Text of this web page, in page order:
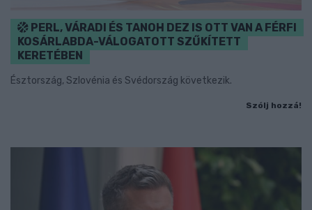
PERL, VÁRADI ÉS TANOH DEZ IS OTT VAN A FÉRFI
KOSÁRLABDA-VÁLOGATOTT SZŰKÍTETT
KERETÉBEN
Észtország, Szlovénia és Svédország következik.
Szólj hozzá!